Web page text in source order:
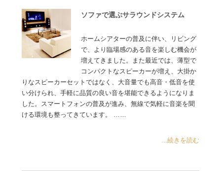
ソファで選ぶサラウンドシステム
ホームシアターの普及に伴い、リビング
で、より臨場感のある音を楽しむ機会が
増えてきました。また最近では、薄型で
コンパクトなスピーカーが増え、大掛か
りなスピーカーセットではなく、大音量でも高音・低音を使
い分けられ、手軽に品質の良い音を堪能できるようになりま
した。スマートフォンの普及が進み、無線で気軽に音楽を聞
ける環境も整ってきています。 ……
...続きを読む